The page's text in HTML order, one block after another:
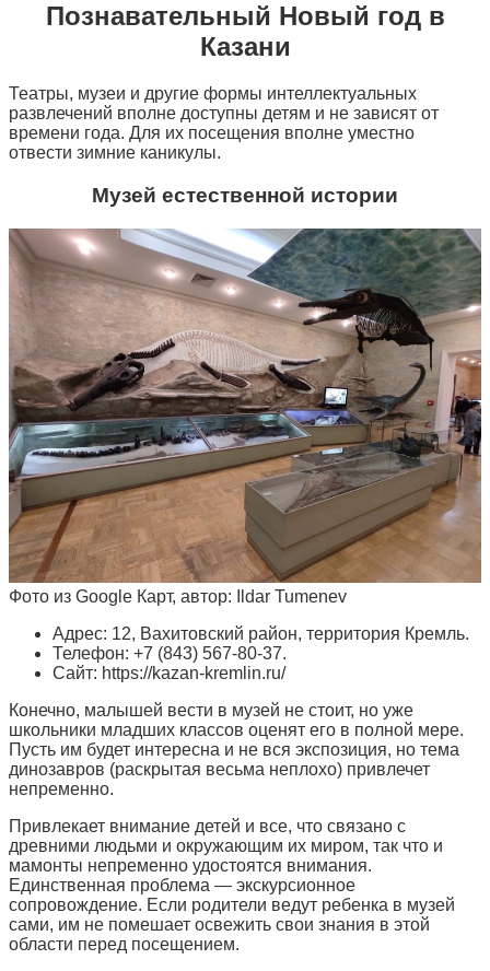
Познавательный Новый год в
Казани
Театры, музеи и другие формы интеллектуальных
развлечений вполне доступны детям и не зависят от
времени года. Для их посещения вполне уместно
отвести зимние каникулы.
Музей естественной истории
Фото из Google Карт, автор: Ildar Tumenev
Адрес: 12, Вахитовский район, территория Кремль.
Телефон: +7 (843) 567-80-37.
Сайт: https://kazan-kremlin.ru/
Конечно, малышей вести в музей не стоит, но уже
школьники младших классов оценят его в полной мере.
Пусть им будет интересна и не вся экспозиция, но тема
динозавров (раскрытая весьма неплохо) привлечет
непременно.
Привлекает внимание детей и все, что связано с
древними людьми и окружающим их миром, так что и
мамонты непременно удостоятся внимания.
Единственная проблема — экскурсионное
сопровождение. Если родители ведут ребенка в музей
сами, им не помешает освежить свои знания в этой
области перед посещением.